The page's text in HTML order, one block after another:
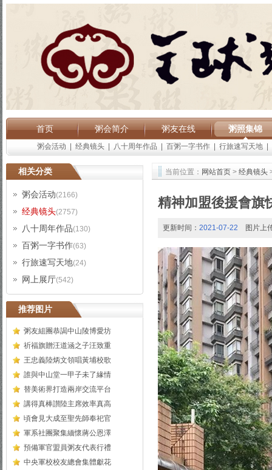
首页 粥会简介 粥友在线 粥照集锦
粥会活动 经典镜头 八十周年作品 百粥一字书作 行旅速写天地
相关分类
粥会活动(2166)
经典镜头(2757)
八十周年作品(130)
百粥一字书作(63)
行旅速写天地(24)
网上展厅(542)
推荐图片
粥友組團恭謁中山陵博愛坊
祈福旗贈汪道涵之子汪致重
王忠義陸炳文領唱黃埔校歌
誰與中山堂一甲子未了緣情
替美術界打造兩岸交流平台
講得真棒讃陸主席效率真高
頃會見大成至聖先師奉祀官
軍系社團聚集緬懷蔣公恩澤
預備軍官盟員粥友代表行禮
中央軍校校友總會集體獻花
当前位置： 网站首页 > 经典镜头
精神加盟後援會旗
更新时间： 2021-07-22 图片上